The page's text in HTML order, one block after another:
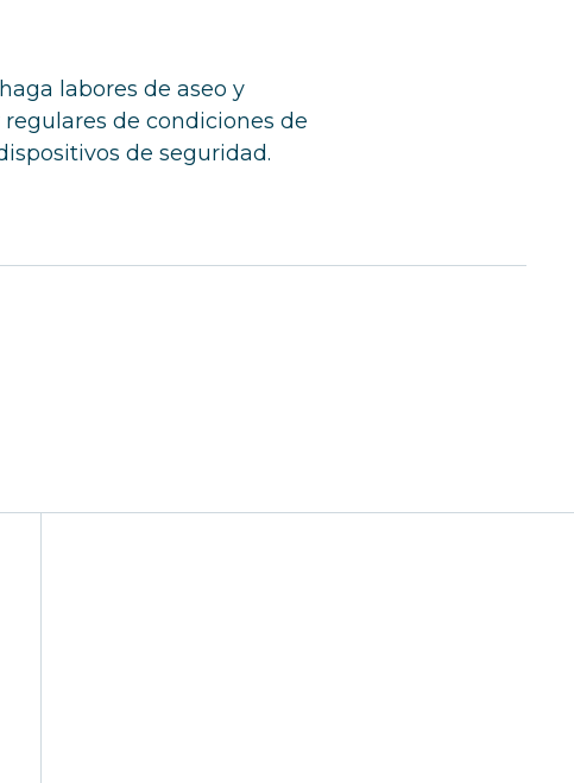
labores de aseo y
de condiciones de
de seguridad.